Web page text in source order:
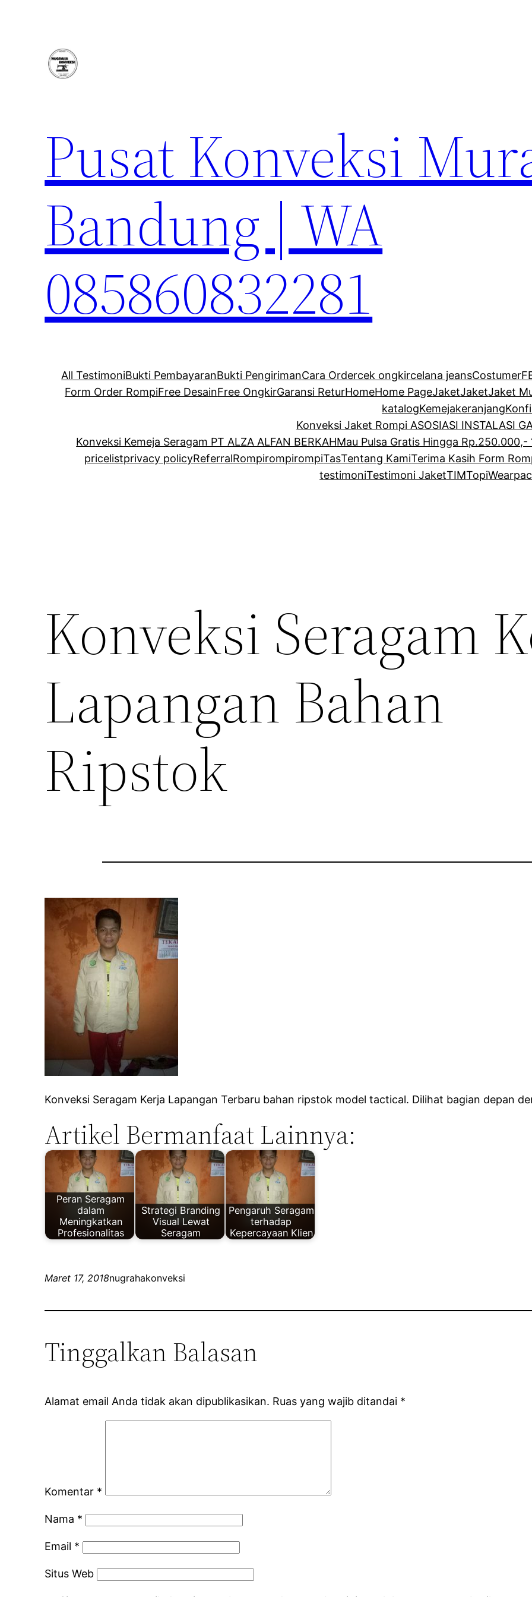
Pusat Konveksi
Bandung | WA
085860832281
All TestimoniBukti PembayaranBukti PengirimanCara Ordercek ongkircelana jeansCostumer
Form Order RompiFree DesainFree OngkirGaransi ReturHomeHome PageJaketJaketJaket
katalogKemejakeranjang
Konveksi Jaket Rompi ASOSIASI INSTALASI
Konveksi Kemeja Seragam PT ALZA ALFAN BERKAHMau Pulsa Gratis Hingga Rp.250.000,-
pricelistprivacy policyReferralRompirompirompiTasTentang KamiTerima Kasih Form
testimoniTestimoni JaketTIMTopi
Konveksi Seragam
Lapangan Bahan
Ripstok
Konveksi Seragam Kerja Lapangan Terbaru bahan ripstok model tactical. Dilihat bagian depan
Artikel Bermanfaat Lainnya:
Peran Seragam
dalam
Meningkatkan
Profesionalitas
Strategi Branding
Visual Lewat
Seragam
Pengaruh Seragam
terhadap
Kepercayaan Klien
Maret 17, 2018nugrahakonveksi
Tinggalkan Balasan
Alamat email Anda tidak akan dipublikasikan. Ruas yang wajib ditandai *
Komentar *
Nama *
Email *
Situs Web